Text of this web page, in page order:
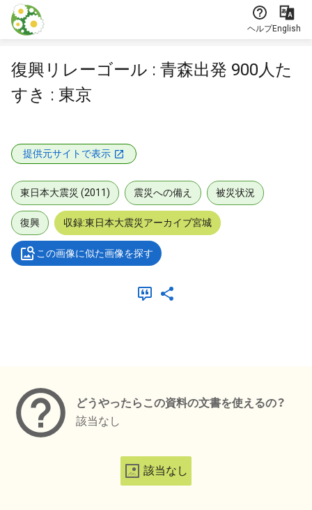
本文に飛ぶ
ヘルプEnglish
復興リレーゴール : 青森出発 900人た
すき : 東京
提供元サイトで表示
東日本大震災 (2011) 震災への備え 被災状況
復興 収録:東日本大震災アーカイブ宮城
この画像に似た画像を探す
どうやったらこの資料の文書を使えるの？
該当なし
該当なし